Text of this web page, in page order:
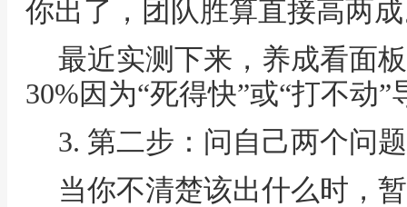
你出了，团队胜算直接高两
最近实测下来，养成看面
30%因为“死得快”或“打不动
3. 第二步：问自己两个问
当你不清楚该出什么时，